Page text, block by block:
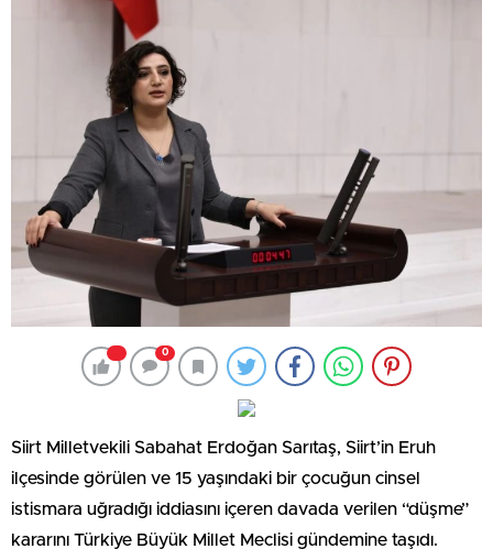
0
Siirt Milletvekili Sabahat Erdoğan Sarıtaş, Siirt’in Eruh
ilçesinde görülen ve 15 yaşındaki bir çocuğun cinsel
istismara uğradığı iddiasını içeren davada verilen “düşme”
kararını Türkiye Büyük Millet Meclisi gündemine taşıdı.